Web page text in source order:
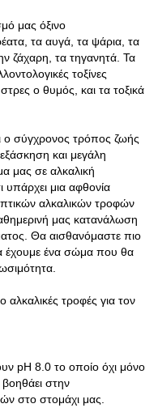
μας όξινο
τα αυγά, τα ψάρια, τα
ζάχαρη, τα τηγανητά. Τα
τοξίνες
ο θυμός, και τα τοξικά
ο σύγχρονος τρόπος ζωής
εξάσκηση και μεγάλη
μας σε αλκαλική
υπάρχει μια αφθονία
αλκαλικών τροφών
μας κατανάλωση
Θα αισθανόμαστε πιο
έχουμε ένα σώμα που θα
αλκαλικές τροφές για τον
pH 8.0 το οποίο όχι μόνο
στην
στο στομάχι μας.